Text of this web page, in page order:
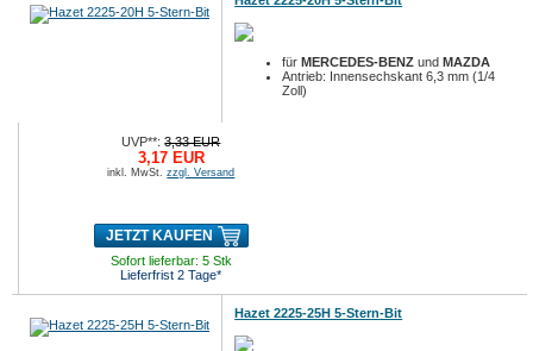
fürMERCEDES-BENZ undMAZDA
Antrieb: Innensechskant 6,3 mm (1/4
Zoll)
UVP**:3,33 EUR
3,17 EUR
inkl. MwSt.zzgl. Versand
JETZT KAUFEN
Sofort lieferbar: 5 Stk
Lieferfrist 2 Tage*
Hazet 2225-25H 5-Stern-Bit